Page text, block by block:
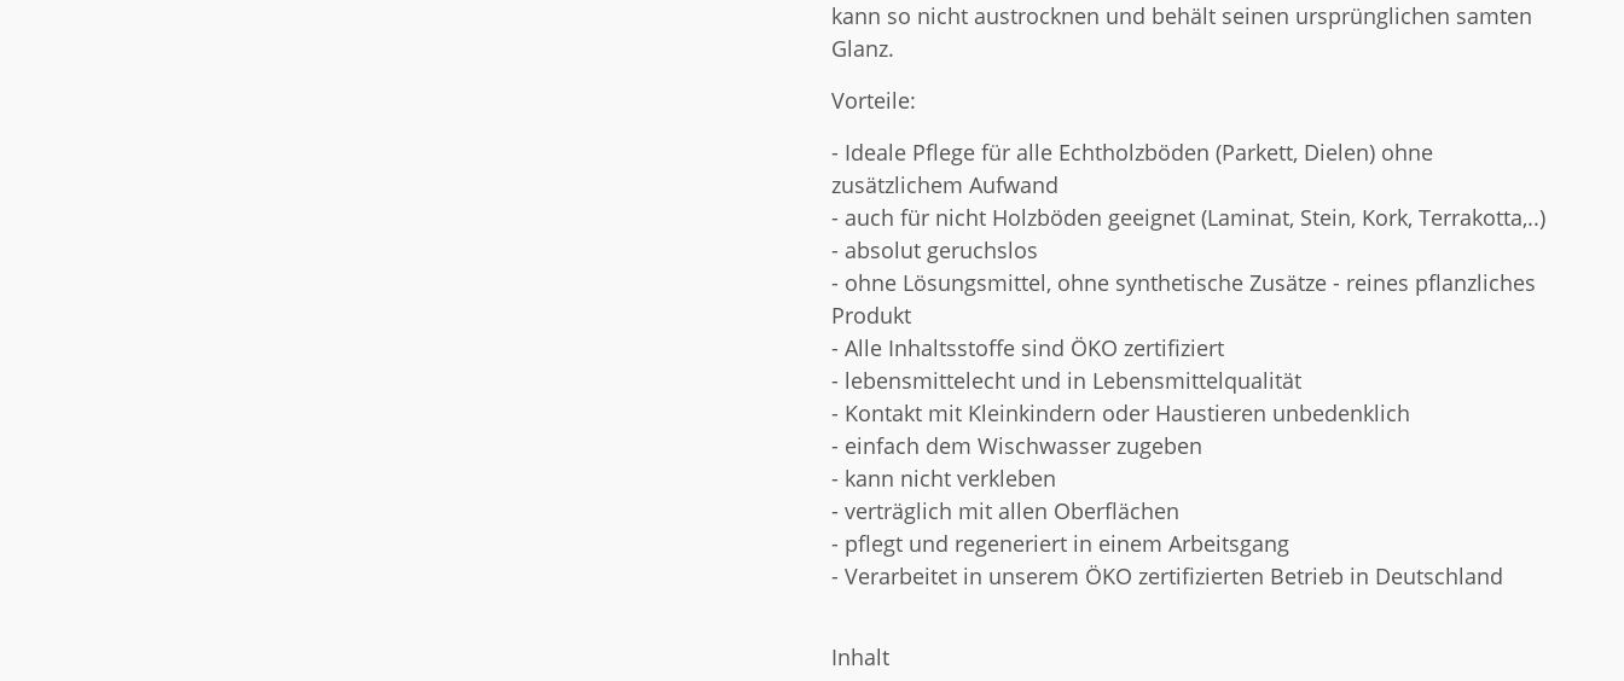
kann so nicht austrocknen und behält seinen ursprünglichen samten
Glanz.
Vorteile:
- Ideale Pflege für alle Echtholzböden (Parkett, Dielen) ohne
zusätzlichem Aufwand
- auch für nicht Holzböden geeignet (Laminat, Stein, Kork, Terrakotta,..)
- absolut geruchslos
- ohne Lösungsmittel, ohne synthetische Zusätze - reines pflanzliches
Produkt
- Alle Inhaltsstoffe sind ÖKO zertifiziert
- lebensmittelecht und in Lebensmittelqualität
- Kontakt mit Kleinkindern oder Haustieren unbedenklich
- einfach dem Wischwasser zugeben
- kann nicht verkleben
- verträglich mit allen Oberflächen
- pflegt und regeneriert in einem Arbeitsgang
- Verarbeitet in unserem ÖKO zertifizierten Betrieb in Deutschland
Inhalt